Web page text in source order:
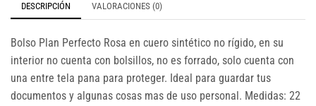
DESCRIPCIÓN VALORACIONES (0)
Bolso Plan Perfecto Rosa en cuero sintético no rígido, en su
interior no cuenta con bolsillos, no es forrado, solo cuenta con
una entre tela pana para proteger. Ideal para guardar tus
documentos y algunas cosas mas de uso personal. Medidas: 22